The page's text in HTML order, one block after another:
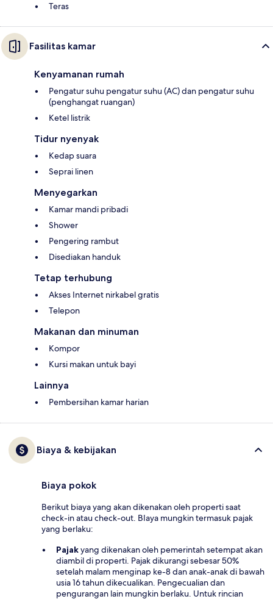
Teras
Fasilitas kamar
Kenyamanan rumah
Pengatur suhu pengatur suhu (AC) dan pengatur suhu
(penghangat ruangan)
Ketel listrik
Tidur nyenyak
Kedap suara
Seprai linen
Menyegarkan
Kamar mandi pribadi
Shower
Pengering rambut
Disediakan handuk
Tetap terhubung
Akses Internet nirkabel gratis
Telepon
Makanan dan minuman
Kompor
Kursi makan untuk bayi
Lainnya
Pembersihan kamar harian
Biaya & kebijakan
Biaya pokok
Berikut biaya yang akan dikenakan oleh properti saat
check-in atau check-out. BIaya mungkin termasuk pajak
yang berlaku:
Pajakyang dikenakan oleh pemerintah setempat akan
diambil di properti. Pajak dikurangi sebesar 50%
setelah malam menginap ke-8 dan anak-anak di bawah
usia 16 tahun dikecualikan. Pengecualian dan
pengurangan lain mungkin berlaku. Untuk rincian